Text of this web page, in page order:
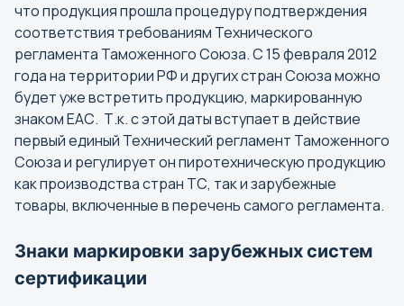
что продукция прошла процедуру подтверждения
соответствия требованиям Технического
регламента Таможенного Союза. С 15 февраля 2012
года на территории РФ и других стран Союза можно
будет уже встретить продукцию, маркированную
знаком ЕАС. Т.к. с этой даты вступает в действие
первый единый Технический регламент Таможенного
Союза и регулирует он пиротехническую продукцию
как производства стран ТС, так и зарубежные
товары, включенные в перечень самого регламента.
Знаки маркировки зарубежных систем
сертификации
В
Великий Новгород
Владивосток
Владикавказ
Владимир
Волгоград
Вологда
Воронеж